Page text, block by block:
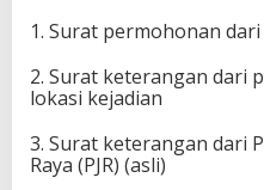
1. Surat permohonan
2. Surat keterangan dari
lokasi kejadian
3. Surat keterangan dari
Raya (PJR) (asli)